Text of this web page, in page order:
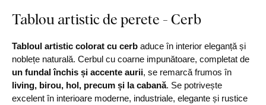
Tablou artistic de perete - Cerb
Tabloul artistic colorat cu cerb aduce în interior eleganță și
noblețe naturală. Cerbul cu coarne impunătoare, completat de
un fundal închis și accente aurii, se remarcă frumos în
living, birou, hol, precum și la cabană. Se potrivește
excelent în interioare moderne, industriale, elegante și rustice